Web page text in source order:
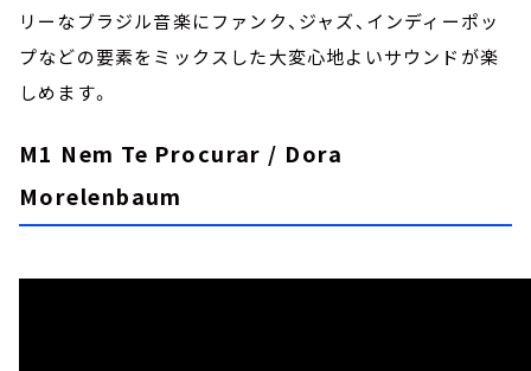
リーなブラジル音楽にファンク、ジャズ、インディーポッ
プなどの要素をミックスした大変心地よいサウンドが楽
しめます。
M1 Nem Te Procurar / Dora
Morelenbaum